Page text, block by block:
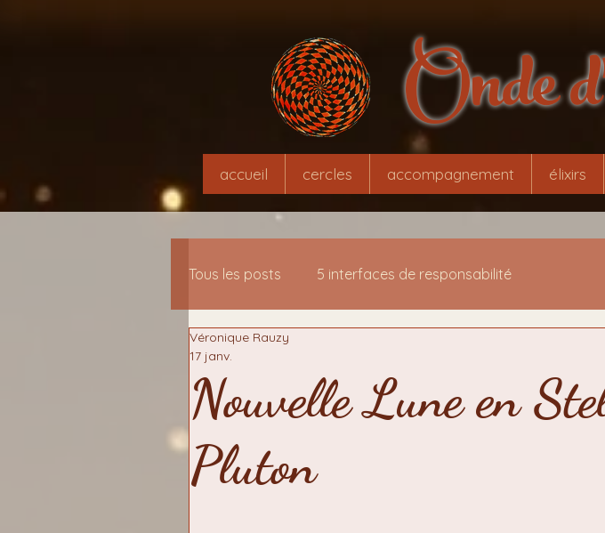
accueil cercles accompagnement élixirs
Onde
Tous les posts 5 interfaces de responsabilité
13 interfaces-clés de métamorphose
évolution alchimie intérieure traversée astral
dévoiler le prédateur
Nouvelle Lune en
Pluton
Véronique Rauzy
17 janv.